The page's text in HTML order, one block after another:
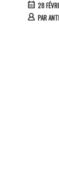
28
PAR